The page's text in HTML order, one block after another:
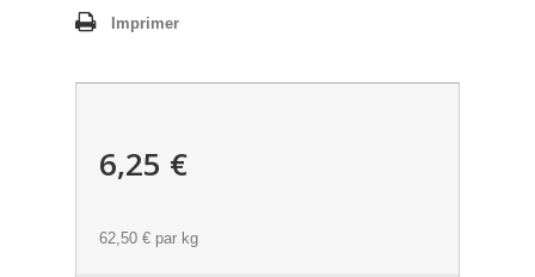
Imprimer
6,25 €
62,50 € par kg